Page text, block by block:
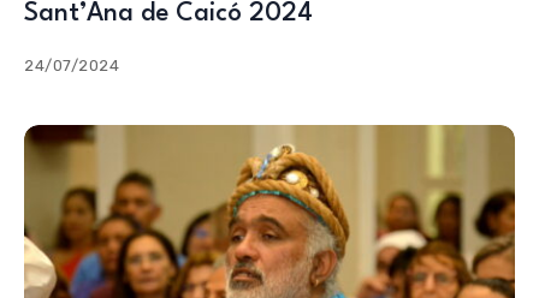
Sant’Ana de Caicó 2024
24/07/2024